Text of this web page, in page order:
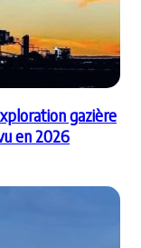
gazière
en 2026